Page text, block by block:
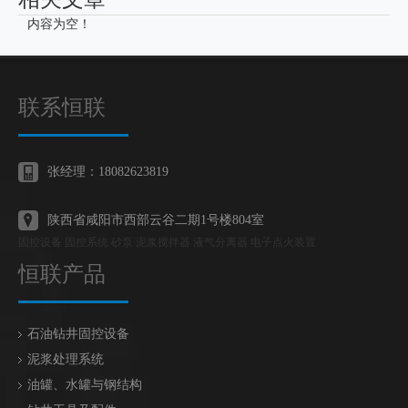
内容为空！
联系恒联
张经理：18082623819
陕西省咸阳市西部云谷二期1号楼804室
恒联产品
石油钻井固控设备
泥浆处理系统
油罐、水罐与钢结构